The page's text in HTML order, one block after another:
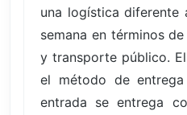
una logística
semana en términos
y transporte público.
el método de
entrada se entrega